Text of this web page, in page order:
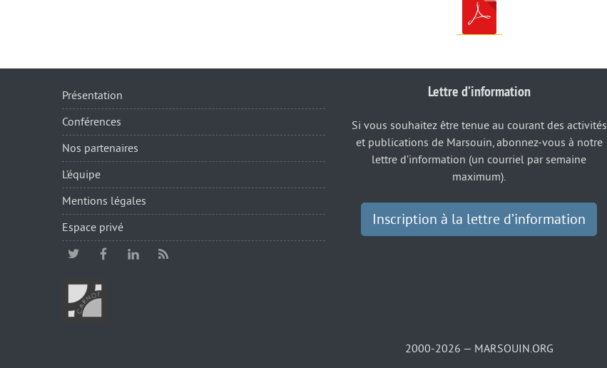
Présentation
Conférences
Nos partenaires
L’équipe
Mentions légales
Espace privé
Lettre d’information
Si vous souhaitez être tenue au courant des activités
et publications de Marsouin, abonnez-vous à notre
lettre d’information (un courriel par semaine
maximum).
Inscription à la lettre d’information
2000-2026 — MARSOUIN.ORG